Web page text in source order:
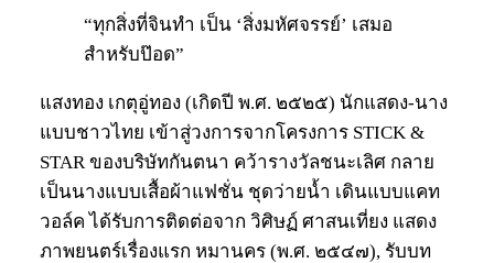
“ทุกสิ่งที่จินทำ เป็น ‘สิ่งมหัศจรรย์’ เสมอ
สำหรับป๊อด”
แสงทอง เกตุอู่ทอง (เกิดปี พ.ศ. ๒๕๒๕) นักแสดง-นาง
แบบชาวไทย เข้าสู่วงการจากโครงการ STICK &
STAR ของบริษัทกันตนา คว้ารางวัลชนะเลิศ กลาย
เป็นนางแบบเสื้อผ้าแฟชั่น ชุดว่ายน้ำ เดินแบบแคท
วอล์ค ได้รับการติดต่อจาก วิศิษฏ์ ศาสนเที่ยง แสดง
ภาพยนตร์เรื่องแรก หมานคร (พ.ศ. ๒๕๔๗), รับบท